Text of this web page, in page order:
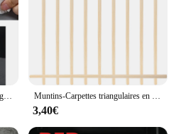
3,40€